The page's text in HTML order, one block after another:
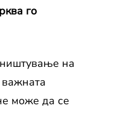
го
на
може да се